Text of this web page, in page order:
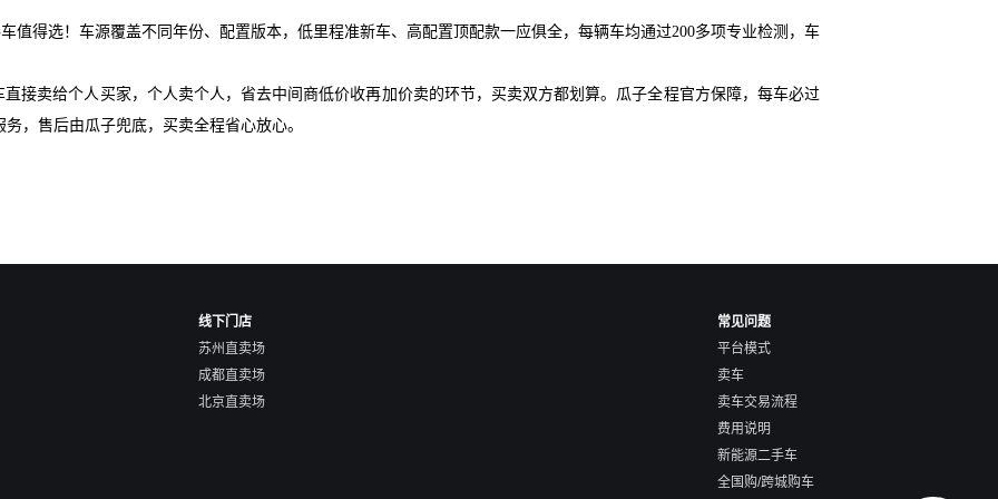
值得选！车源覆盖不同年份、配置版本，低里程准新车、高配置顶配款一应俱全，每辆车均通过200多项专业检测，车
接卖给个人买家，个人卖个人，省去中间商低价收再加价卖的环节，买卖双方都划算。瓜子全程官方保障，每车必过
，售后由瓜子兜底，买卖全程省心放心。
线下门店
苏州直卖场
成都直卖场
北京直卖场
常见问题
平台模式
卖车
卖车交易流程
费用说明
新能源二手车
全国购/跨城购车